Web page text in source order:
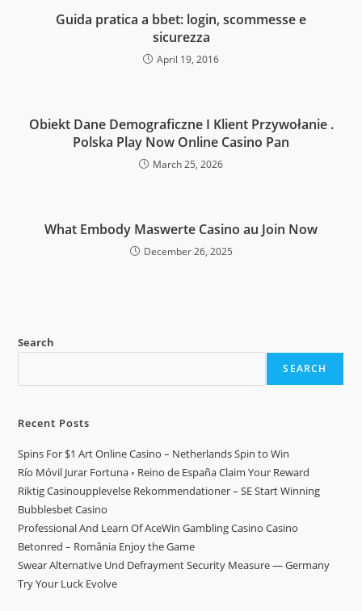
Guida pratica a bbet: login, scommesse e
sicurezza
April 19, 2016
Obiekt Dane Demograficzne I Klient Przywołanie .
Polska Play Now Online Casino Pan
March 25, 2026
What Embody Maswerte Casino au Join Now
December 26, 2025
Search
SEARCH
Recent Posts
Spins For $1 Art Online Casino – Netherlands Spin to Win
Río Móvil Jurar Fortuna ◦ Reino de España Claim Your Reward
Riktig Casinoupplevelse Rekommendationer – SE Start Winning
Bubblesbet Casino
Professional And Learn Of AceWin Gambling Casino Casino
Betonred – România Enjoy the Game
Swear Alternative Und Defrayment Security Measure — Germany
Try Your Luck Evolve